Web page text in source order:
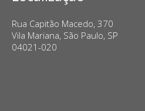
Rua Capitão Macedo, 370
Vila Mariana, São Paulo, SP
04021-020